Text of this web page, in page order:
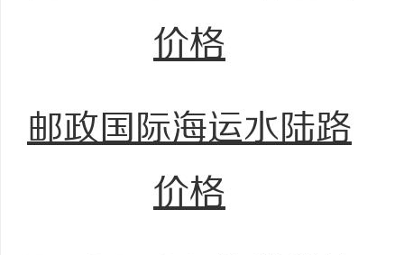
价格
邮政国际海运水陆路
价格